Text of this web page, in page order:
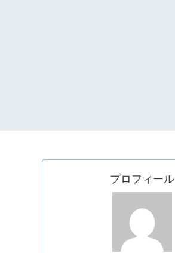
プロフィール